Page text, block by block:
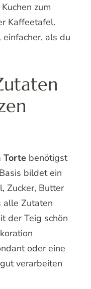
zum
Kaffeetafel.
als du
Torte benötigst
bildet ein
Zucker, Butter
alle Zutaten
der Teig schön
oder eine
verarbeiten